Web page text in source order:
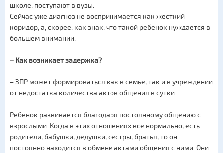
школе, поступают в вузы.
Сейчас уже диагноз не воспринимается как жесткий
коридор, а, скорее, как знак, что такой ребенок нуждается в
большем внимании.
– Как возникает задержка?
– ЗПР может формироваться как в семье, так и в учреждении
от недостатка количества актов общения в сутки.
Ребенок развивается благодаря постоянному общению с
взрослыми. Когда в этих отношениях все нормально, есть
родители, бабушки, дедушки, сестры, братья, то он
постоянно находится в обмене актами общения с ними. Они